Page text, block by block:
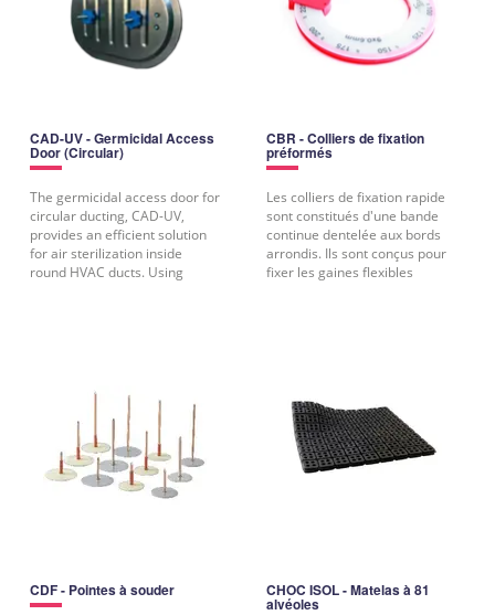
CAD-UV - Germicidal Access
Door (Circular)
The germicidal access door for
circular ducting, CAD-UV,
provides an efficient solution
for air sterilization inside
round HVAC ducts. Using
CBR - Colliers de fixation
préformés
Les colliers de fixation rapide
sont constitués d'une bande
continue dentelée aux bords
arrondis. Ils sont conçus pour
fixer les gaines flexibles
CDF - Pointes à souder CHOC ISOL - Matelas à 81
alvéoles